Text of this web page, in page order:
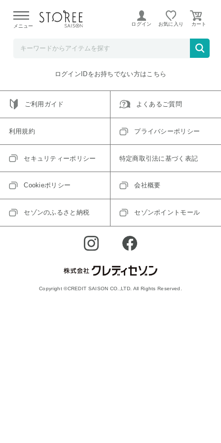
よる配送遅延が発生しております。
メニュー ログイン お気に入り
ご指定のアイテムは取り扱い終了、またはただいま取り扱い
トップへ戻る
ログインIDをお持ちでない方はこちら
ご利用ガイド よくあるご質問
利用規約 プライバシーポリシー
セキュリティーポリシー 特定商取引法に基づく表記
Cookieポリシー 会社概要
セゾンのふるさと納税 セゾンポイントモール
Copyright ©CREDIT SAISON CO.,LTD. All Rights Reserved.